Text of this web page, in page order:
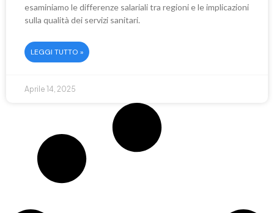
esaminiamo le differenze salariali tra regioni e le implicazioni
sulla qualità dei servizi sanitari.
LEGGI TUTTO »
Aprile 14, 2025